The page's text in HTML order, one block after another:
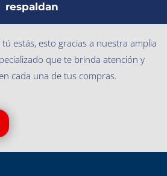
respaldan
estás, esto gracias a nuestra amplia
que te brinda atención y
cada una de tus compras.